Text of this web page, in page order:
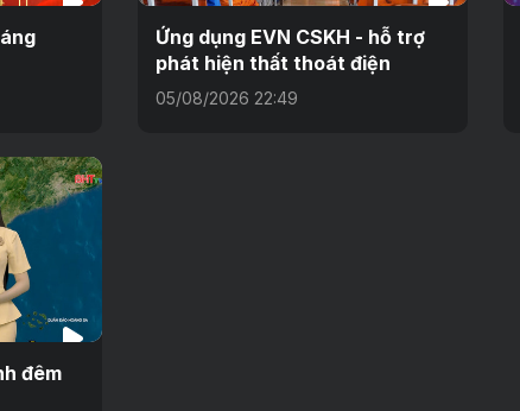
Ứng dụng EVN CSKH - hỗ trợ
phát hiện thất thoát điện
05/08/2026 22:49
đêm